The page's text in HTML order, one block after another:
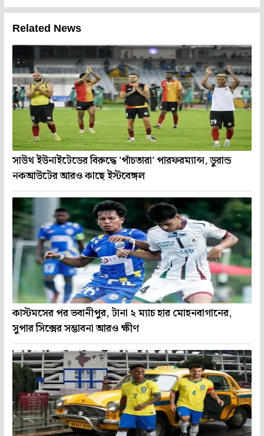
Related News
সাউথ ইউনাইটেডের বিরুদ্ধে 'পাঁচতারা' পারফরম্যান্স, ডুরান্ড
নকআউটের আরও কাছে ইস্টবেঙ্গল
কাস্টমসের পর ভবানীপুর, টানা ২ ম্যাচ হার মোহনবাগানের,
সুপার সিক্সের সম্ভাবনা আরও ক্ষীণ